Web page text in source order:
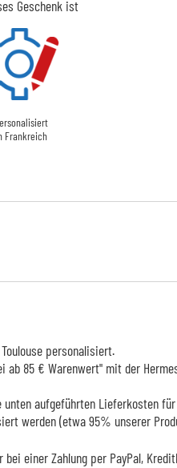
Geschenk ist
Frankreich
personalisiert.
ab 85 € Warenwert" mit der
aufgeführten Lieferkosten
werden (etwa 95% unserer
einer Zahlung per PayPal,